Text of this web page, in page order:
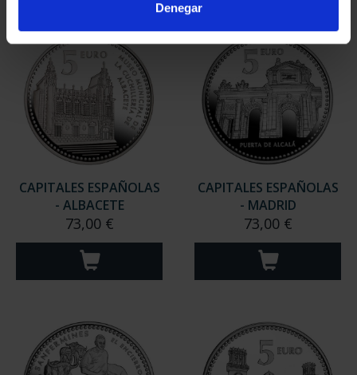
Denegar
CAPITALES ESPAÑOLAS
- ALBACETE
73,00 €
CAPITALES ESPAÑOLAS
- MADRID
73,00 €